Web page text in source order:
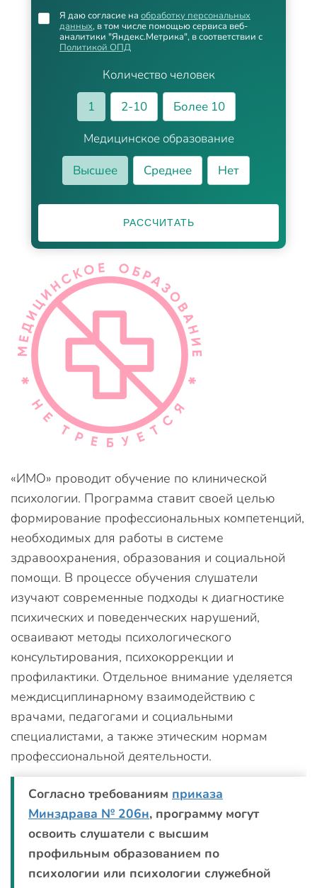
Количество человек
1
2-10
Более 10
Медицинское образование
Высшее
Среднее Нет
Я даю согласие на обработку персональных
данных, в том числе помощью сервиса веб-
аналитики "Яндекс.Метрика", в соответствии с
Политикой ОПД
РАССЧИТАТЬ
«ИМО» проводит обучение по клинической
психологии. Программа ставит своей целью
формирование профессиональных компетенций,
необходимых для работы в системе
здравоохранения, образования и социальной
помощи. В процессе обучения слушатели
изучают современные подходы к диагностике
психических и поведенческих нарушений,
осваивают методы психологического
консультирования, психокоррекции и
профилактики. Отдельное внимание уделяется
междисциплинарному взаимодействию с
врачами, педагогами и социальными
специалистами, а также этическим нормам
профессиональной деятельности.
Согласно требованиям приказа
Минздрава № 206н, программу могут
освоить слушатели с высшим
профильным образованием по
психологии или психологии служебной